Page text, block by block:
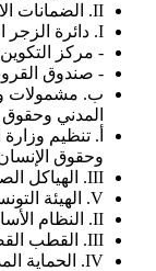
II. الضمانات الاجتماعية والمهنية
I. دائرة الزجر المالي
- مركز
- صندوق
ب. مشمولات
المدني وحقوق
أ. تنظيم
وحقوق
III. الهياكل الصحية العسكرية
V. الهيئة التونسية للتحاليل المالية
II. النظام الأساسي
III. القطب القضائي الاقتصادي والمالي
IV. الحماية المدنية